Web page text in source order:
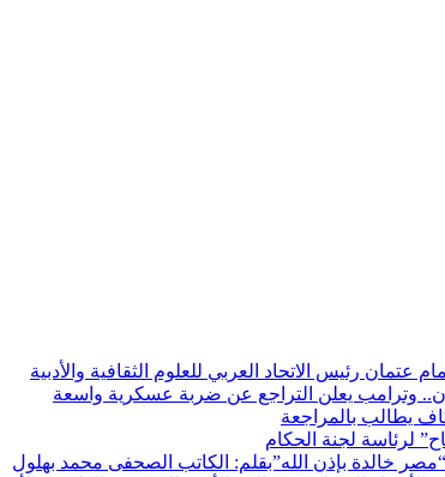
عتمان رئيس الاتحاد العربي للعلوم الثقافية والأدبية
وترامب يعلن التراجع عن ضربة عسكرية واسعة
يطالب بالمراجعة
لرئاسة لجنة الحكام
خالدة بإذن الله”بقلم: الكاتب الصحفى محمد بهلول